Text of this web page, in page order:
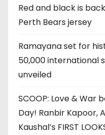
Red and black is
Perth Bears jersey
Ramayana set for
50,000 international
unveiled
SCOOP: Love & War
Day! Ranbir Kapoor,
Kaushal’s FIRST